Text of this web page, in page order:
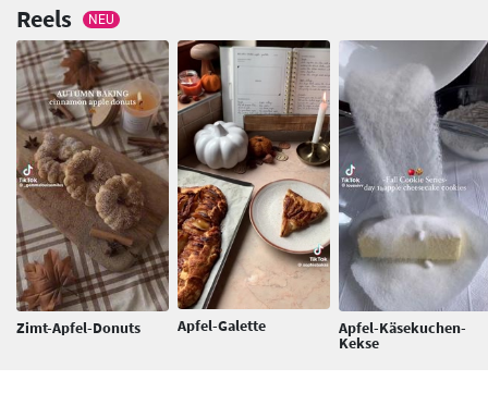
Reels NEU
Zimt-Apfel-Donuts Apfel-Galette Apfel-Käsekuchen-
Kekse